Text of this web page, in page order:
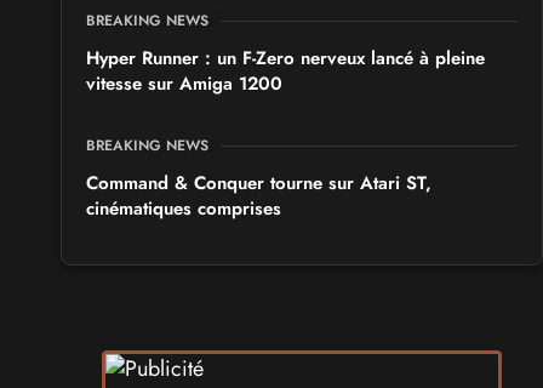
BREAKING NEWS
Hyper Runner : un F-Zero nerveux lancé à pleine
vitesse sur Amiga 1200
BREAKING NEWS
Command & Conquer tourne sur Atari ST,
cinématiques comprises